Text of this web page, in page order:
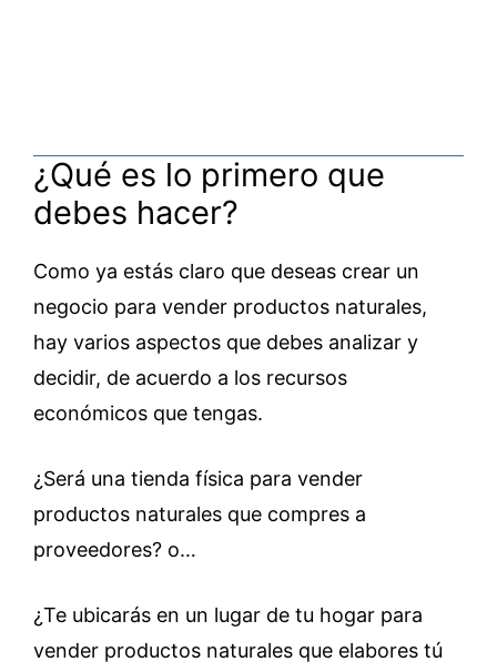
¿Qué es lo primero que
debes hacer?
Como ya estás claro que deseas crear un
negocio para vender productos naturales,
hay varios aspectos que debes analizar y
decidir, de acuerdo a los recursos
económicos que tengas.
¿Será una tienda física para vender
productos naturales que compres a
proveedores? o…
¿Te ubicarás en un lugar de tu hogar para
vender productos naturales que elabores tú